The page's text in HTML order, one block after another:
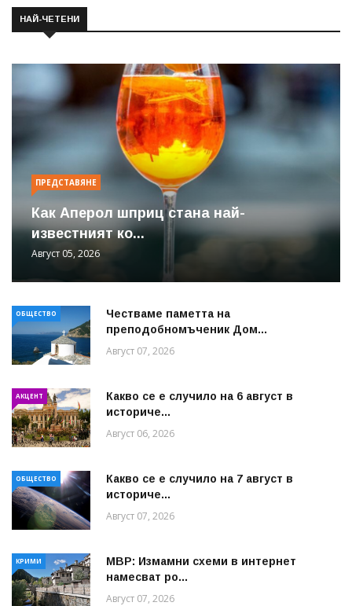
НАЙ-ЧЕТЕНИ
ПРЕДСТАВЯНЕ
Как Аперол шприц стана най-
известният ко...
Август 05, 2026
ОБЩЕСТВО
Честваме паметта на
преподобномъченик Дом...
Август 07, 2026
АКЦЕНТ
Какво се е случило на 6 август в
историче...
Август 06, 2026
ОБЩЕСТВО
Какво се е случило на 7 август в
историче...
Август 07, 2026
КРИМИ
МВР: Измамни схеми в интернет
намесват ро...
Август 07, 2026